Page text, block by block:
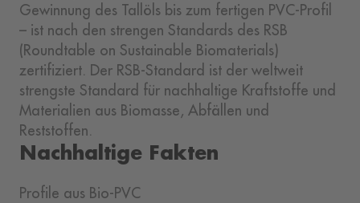
Gewinnung des Tallöls bis zum fertigen PVC-Profil
– ist nach den strengen Standards des RSB
(Roundtable on Sustainable Biomaterials)
zertifiziert. Der RSB-Standard ist der weltweit
strengste Standard für nachhaltige Kraftstoffe und
Materialien aus Biomasse, Abfällen und
Reststoffen.
Nachhaltige Fakten
Profile aus Bio-PVC